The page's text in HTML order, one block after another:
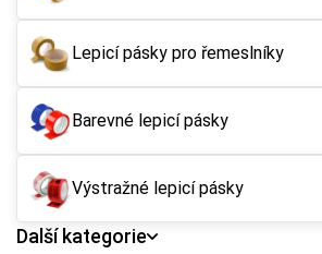
Lepicí pásky pro řemeslníky
Barevné lepicí pásky
Výstražné lepicí pásky
Další kategorie